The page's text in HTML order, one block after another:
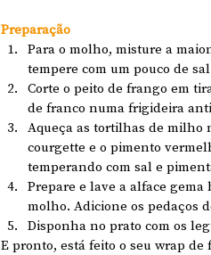
Preparação
Para o molho, misture a
tempere com um pouco de
Corte o peito de frango em
de franco numa frigideira
Aqueça as tortilhas de milho
courgette e o pimento
temperando com sal e
Prepare e lave a alface
molho. Adicione os pedaços
Disponha no prato com os
E pronto, está feito o seu wrap